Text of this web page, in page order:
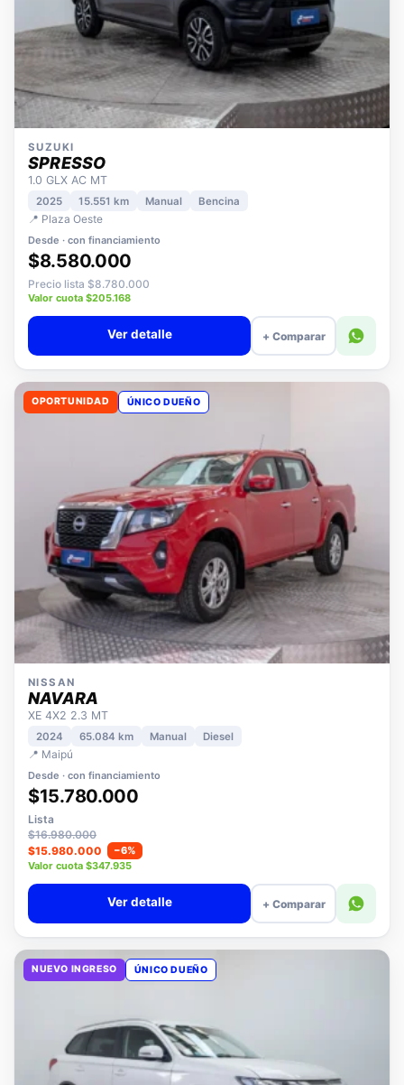
SUZUKI
SPRESSO
1.0 GLX AC MT
2025 15.551 km
📍 Plaza Oeste
Desde · con financiamiento
$8.580.000
Precio lista $8.780.000
Valor cuota $205.168
+ Comparar
OPORTUNIDAD
NISSAN
NAVARA
XE 4X2 2.3 MT
2024
📍 Maipú
Desde · con financiamiento
$15.780.000
Lista
$16.980.000
$15.980.000
−6%
Valor cuota $347.935
+ Comparar
NUEVO INGRESO